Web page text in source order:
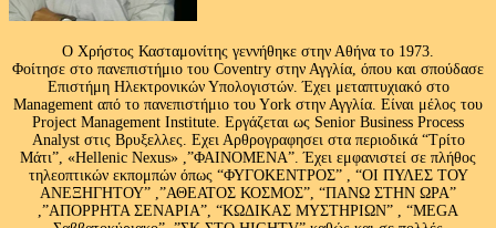
Ο Χρήστος Κασταμονίτης γεννήθηκε στην Αθήνα το 1973.
Φοίτησε στο πανεπιστήμιο του Coventry στην Αγγλία, όπου και σπούδασε
Επιστήμη Ηλεκτρονικών Υπολογιστών. Έχει μεταπτυχιακό στο
Management από το πανεπιστήμιο του Υork στην Αγγλία. Είναι μέλος του
Project Management Institute. Εργάζεται ως Senior Business Process
Analyst στις Βρυξελλες. Εχει Αρθρογραφησει στα περιοδικά “Τρίτο
Μάτι”, «Hellenic Nexus» ,”ΦΑΙΝΟΜΕΝΑ”. Έχει εμφανιστεί σε πλήθος
τηλεοπτικών εκπομπών όπως “ΦΥΓΟΚΕΝΤΡΟΣ” , “ΟΙ ΠΥΛΕΣ ΤΟΥ
ΑΝΕΞΗΓΗΤΟΥ” ,”ΑΘΕΑΤΟΣ ΚΟΣΜΟΣ”, “ΠΑΝΩ ΣΤΗΝ ΩΡΑ”
,”ΑΠΟΡΡΗΤΑ ΣΕΝΑΡΙΑ”, “ΚΩΔΙΚΑΣ ΜΥΣΤΗΡΙΩΝ” , “MEGA